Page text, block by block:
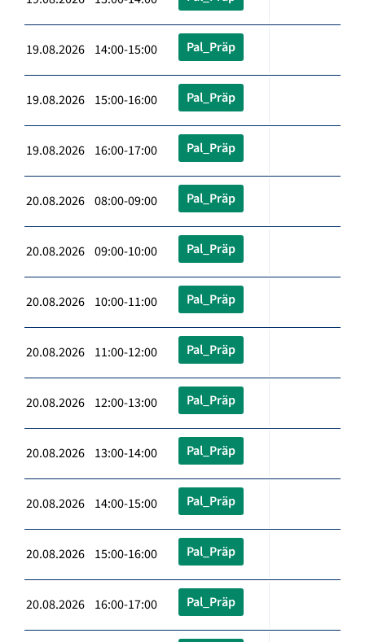
19.08.2026 14:00-15:00 Pal_Präp
19.08.2026 15:00-16:00 Pal_Präp
19.08.2026 16:00-17:00 Pal_Präp
20.08.2026 08:00-09:00 Pal_Präp
20.08.2026 09:00-10:00 Pal_Präp
20.08.2026 10:00-11:00 Pal_Präp
20.08.2026 11:00-12:00 Pal_Präp
20.08.2026 12:00-13:00 Pal_Präp
20.08.2026 13:00-14:00 Pal_Präp
20.08.2026 14:00-15:00 Pal_Präp
20.08.2026 15:00-16:00 Pal_Präp
20.08.2026 16:00-17:00 Pal_Präp